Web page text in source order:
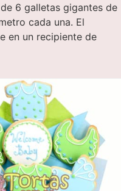
6 galletas gigantes de
cada una. El
en un recipiente de